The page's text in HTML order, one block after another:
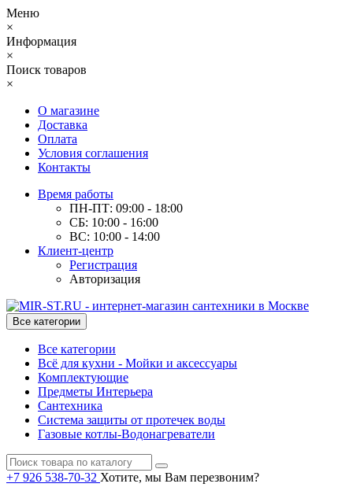
Меню
×
Информация
×
Поиск товаров
×
О магазине
Доставка
Оплата
Условия соглашения
Контакты
Время работы
ПН-ПТ: 09:00 - 18:00
СБ: 10:00 - 16:00
ВС: 10:00 - 14:00
Клиент-центр
Регистрация
Авторизация
Все категории
Все категории
Всё для кухни - Мойки и аксессуары
Комплектующие
Предметы Интерьера
Сантехника
Система защиты от протечек воды
Газовые котлы-Водонагреватели
+7 926 538-70-32 Хотите, мы Вам перезвоним?